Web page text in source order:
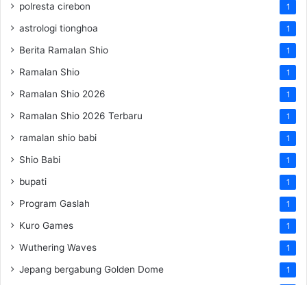
polresta cirebon 1
astrologi tionghoa 1
Berita Ramalan Shio 1
Ramalan Shio 1
Ramalan Shio 2026 1
Ramalan Shio 2026 Terbaru 1
ramalan shio babi 1
Shio Babi 1
bupati 1
Program Gaslah 1
Kuro Games 1
Wuthering Waves 1
Jepang bergabung Golden Dome 1